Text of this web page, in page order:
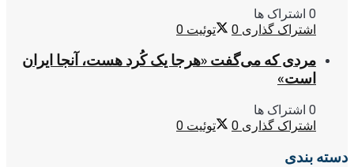
0 اشتراک ها
اشتراک گذاری 0 توئیت 0
مردی که می‌گفت «هرجا یک کُرد هست، آنجا ایران
است»
0 اشتراک ها
اشتراک گذاری 0 توئیت 0
دسته بندی